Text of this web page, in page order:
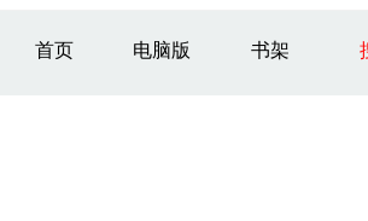
首页 电脑版 书架